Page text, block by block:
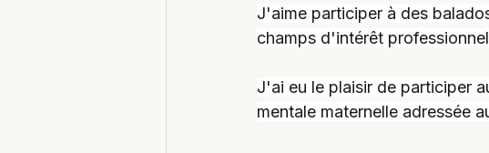
J'aime participer à des
champs d'intérêt
J'ai eu le plaisir de participer
mentale maternelle adressée